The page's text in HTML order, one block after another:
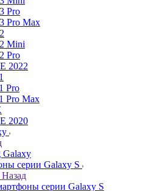
Pro
Pro Max
Mini
Pro
2022
Pro
Pro Max
2020
Galaxy
серии Galaxy S
Назад
серии Galaxy S